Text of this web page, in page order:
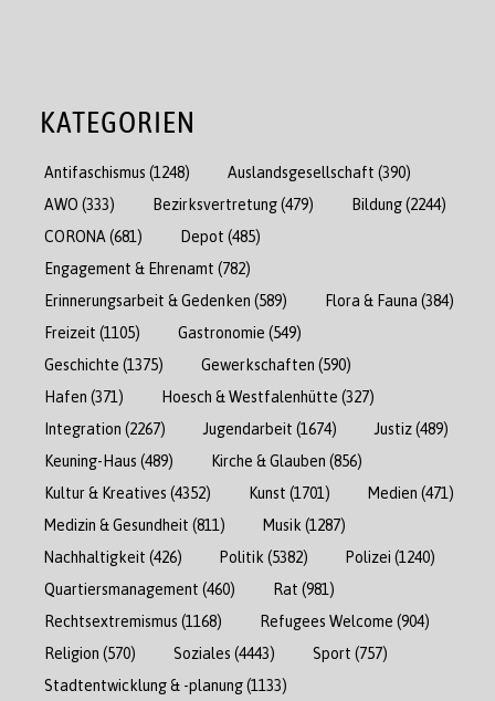
KATEGORIEN
Antifaschismus (1248) Auslandsgesellschaft (390)
AWO (333) Bezirksvertretung(479) Bildung(2244)
CORONA (681) Depot (485)
Engagement & Ehrenamt (782)
Erinnerungsarbeit & Gedenken (589) Flora & Fauna (384)
Freizeit (1105) Gastronomie (549)
Geschichte (1375) Gewerkschaften (590)
Hafen (371) Hoesch & Westfalenhütte (327)
Integration (2267) Jugendarbeit (1674) Justiz(489)
Keuning-Haus (489) Kirche & Glauben (856)
Kultur & Kreatives (4352) Kunst (1701) Medien (471)
Medizin & Gesundheit (811) Musik (1287)
Nachhaltigkeit (426) Politik (5382) Polizei (1240)
Quartiersmanagement (460) Rat (981)
Rechtsextremismus (1168) Refugees Welcome (904)
Religion (570) Soziales (4443) Sport (757)
Stadtentwicklung & -planung(1133)